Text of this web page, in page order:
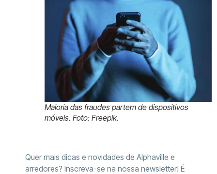
Maioria das fraudes partem de dispositivos
móveis. Foto: Freepik.
Quer mais dicas e novidades de Alphaville e
arredores? Inscreva-se na nossa newsletter! É